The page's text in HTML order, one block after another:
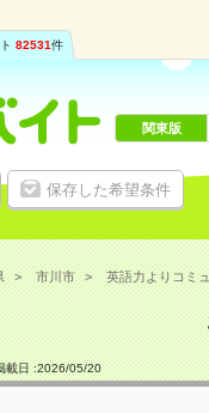
82531件
保存した希望条件
関東版
市川市 英語力よりコミ
載日 :2026/05/20